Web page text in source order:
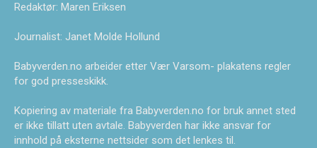
Redaktør: Maren Eriksen
Journalist: Janet Molde Hollund
Babyverden.no arbeider etter Vær Varsom- plakatens regler
for god presseskikk.
Kopiering av materiale fra Babyverden.no for bruk annet sted
er ikke tillatt uten avtale. Babyverden har ikke ansvar for
innhold på eksterne nettsider som det lenkes til.